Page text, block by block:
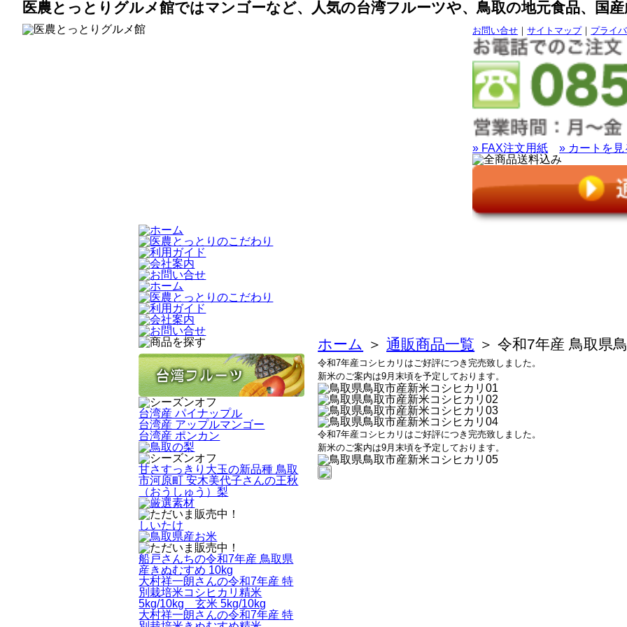
医農とっとりグルメ館ではマンゴーなど、人気の台湾フルーツや、鳥取の地元食品、国産
お問い合せ ｜サイトマップ｜ プライ
» FAX注文用紙 » カートを見
台湾産 パイナップル
台湾産 アップルマンゴー
台湾産 ポンカン
甘さすっきり大玉の新品種 鳥取
市河原町 安木美代子さんの王秋
（おうしゅう）梨
しいたけ
船戸さんちの令和7年産 鳥取県
産きぬむすめ 10kg
大村祥一朗さんの令和7年産 特
別栽培米コシヒカリ精米
5kg/10kg 玄米 5kg/10kg
大村祥一朗さんの令和7年産 特
ホーム ＞通販商品一覧 ＞ 令和7年産 鳥取県
令和7年産コシヒカリ はご好評につき完売致しました。
新米のご案内は9月末頃を予定しております。
令和7年産コシヒカリ はご好評につき完売致しました。
新米のご案内は9月末頃を予定しております。